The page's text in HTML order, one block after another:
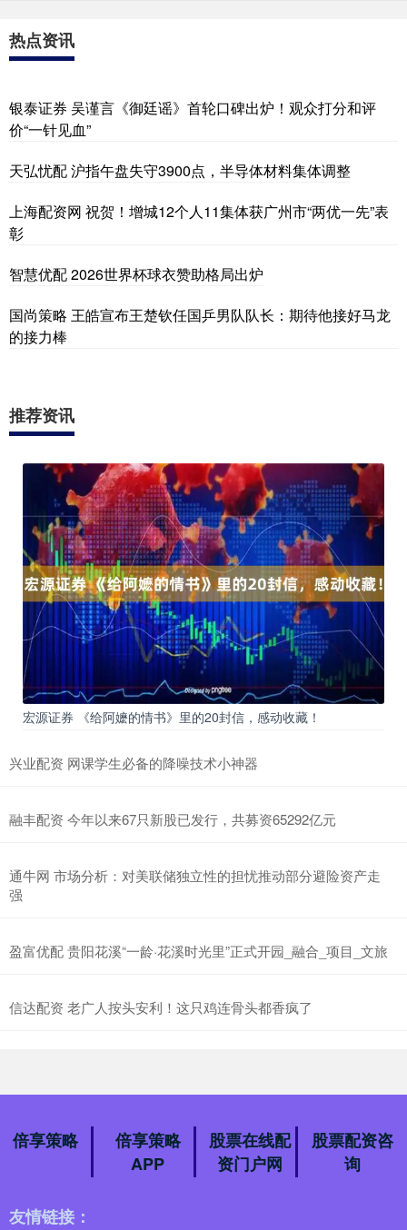
热点资讯
银泰证券 吴谨言《御廷谣》首轮口碑出炉！观众打分和评
价“一针见血”
天弘忧配 沪指午盘失守3900点，半导体材料集体调整
上海配资网 祝贺！增城12个人11集体获广州市“两优一先”表
彰
智慧优配 2026世界杯球衣赞助格局出炉
国尚策略 王皓宣布王楚钦任国乒男队队长：期待他接好马龙
的接力棒
推荐资讯
宏源证券 《给阿嬷的情书》里的20封信，感动收藏！
兴业配资 网课学生必备的降噪技术小神器
融丰配资 今年以来67只新股已发行，共募资65292亿元
通牛网 市场分析：对美联储独立性的担忧推动部分避险资产走
强
盈富优配 贵阳花溪“一龄·花溪时光里”正式开园_融合_项目_文旅
信达配资 老广人按头安利！这只鸡连骨头都香疯了
倍享策略
倍享策略
APP
股票在线配
资门户网
股票配资咨
询
友情链接：